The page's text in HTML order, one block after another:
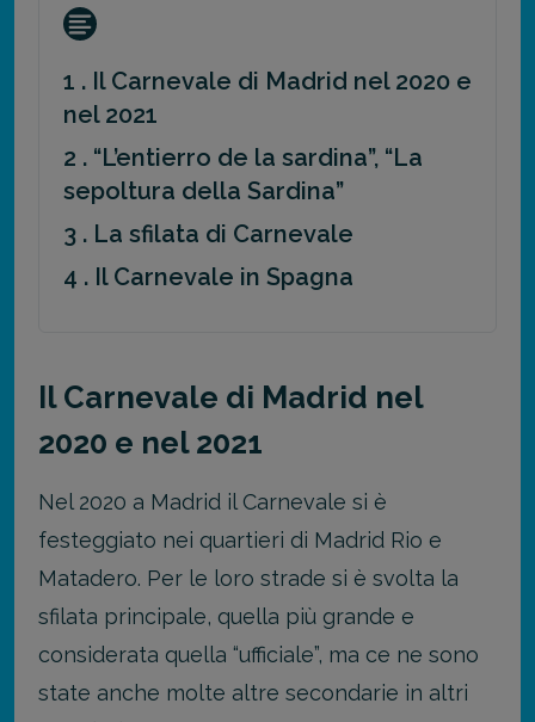
1 . Il Carnevale di Madrid nel 2020 e
nel 2021
2 . “L’entierro de la sardina”, “La
sepoltura della Sardina”
3 . La sfilata di Carnevale
4 . Il Carnevale in Spagna
Il Carnevale di Madrid nel
2020 e nel 2021
Nel 2020 a Madrid il Carnevale si è
festeggiato nei quartieri di Madrid Rio e
Matadero. Per le loro strade si è svolta la
sfilata principale, quella più grande e
considerata quella “ufficiale”, ma ce ne sono
state anche molte altre secondarie in altri